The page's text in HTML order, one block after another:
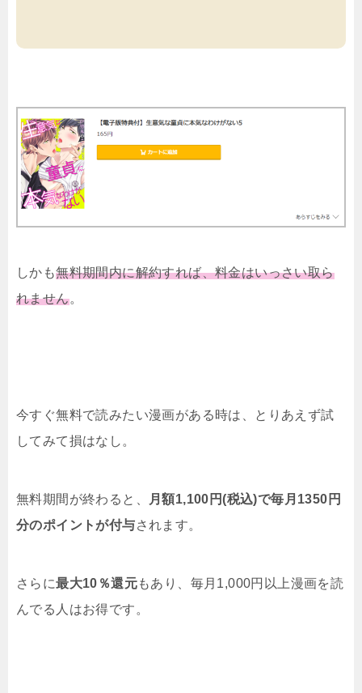
しかも無料期間内に解約すれば、料金はいっさい取ら
れません。
今すぐ無料で読みたい漫画がある時は、とりあえず試
してみて損はなし。
無料期間が終わると、
月額1,100円(税込)で毎月1350円
分のポイントが付与されます。
さらに最大10％還元もあり、毎月1,000円以上漫画を読
んでる人はお得です。